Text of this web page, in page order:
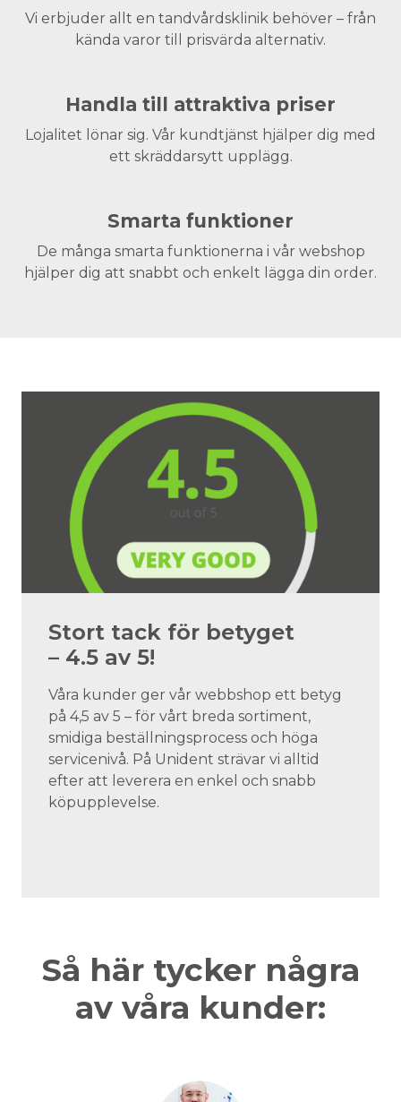
Vi erbjuder allt en tandvårdsklinik behöver – från
kända varor till prisvärda alternativ.
Handla till attraktiva priser
Lojalitet lönar sig. Vår kundtjänst hjälper dig med
ett skräddarsytt upplägg.
Smarta funktioner
De många smarta funktionerna i vår webshop
hjälper dig att snabbt och enkelt lägga din order.
Stort tack för betyget
– 4.5 av 5!
Våra kunder ger vår webbshop ett betyg
på 4,5 av 5 – för vårt breda sortiment,
smidiga beställningsprocess och höga
servicenivå. På Unident strävar vi alltid
efter att leverera en enkel och snabb
köpupplevelse.
Så här tycker några
av våra kunder: